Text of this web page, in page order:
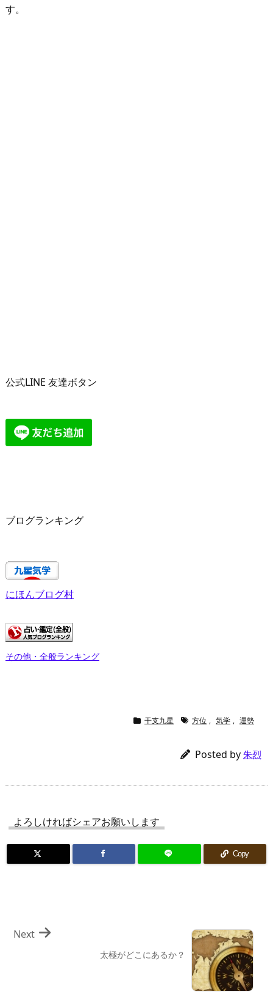
す。
公式LINE 友達ボタン
ブログランキング
にほんブログ村
その他・全般ランキング
干支九星 方位 , 気学 , 運勢
Posted by 朱烈
よろしければシェアお願いします
Copy
太極がどこにあるか？
Next